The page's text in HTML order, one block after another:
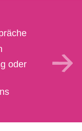
oder